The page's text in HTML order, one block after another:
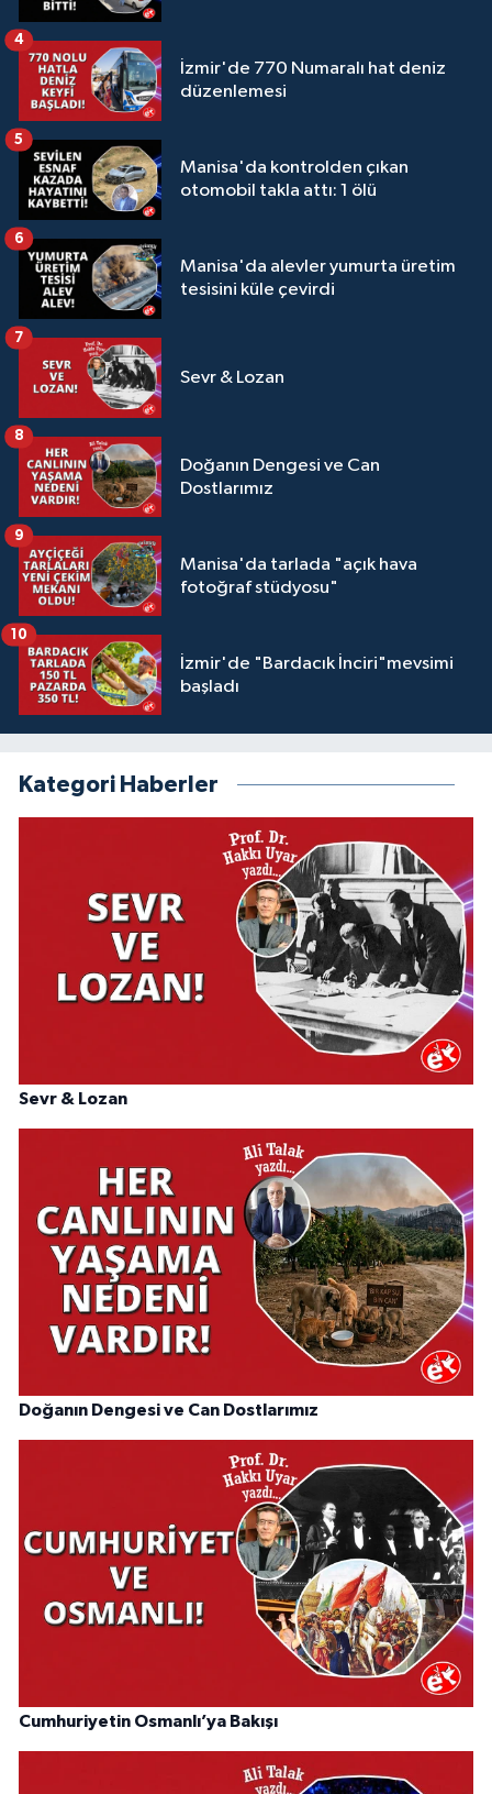
İzmir'de 770 Numaralı hat deniz
düzenlemesi
4
Manisa'da kontrolden çıkan
otomobil takla attı: 1 ölü
5
Manisa'da alevler yumurta üretim
tesisini küle çevirdi
6
Sevr & Lozan
7
Doğanın Dengesi ve Can
Dostlarımız
8
Manisa'da tarlada "açık hava
fotoğraf stüdyosu"
9
İzmir'de "Bardacık İnciri"mevsimi
başladı
10
Kategori Haberler
Sevr & Lozan
Doğanın Dengesi ve Can Dostlarımız
Cumhuriyetin Osmanlı’ya Bakışı